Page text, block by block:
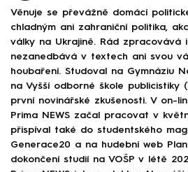
Věnuje se převážně domácí
chladným ani zahraniční politika,
války na Ukrajině. Rád zpracovává
nezanedbává v textech ani svou
houbaření. Studoval na Gymnáziu
na Vyšší odborné škole publicistiky
první novinářské zkušenosti. V on-
Prima NEWS začal pracovat v
přispíval také do studentského
Generace20 a na hudební web
dokončení studií na VOŠP v létě